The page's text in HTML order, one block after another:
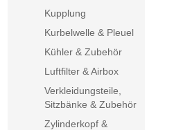
Kupplung
Kurbelwelle & Pleuel
Kühler & Zubehör
Luftfilter & Airbox
Verkleidungsteile,
Sitzbänke & Zubehör
Zylinderkopf &